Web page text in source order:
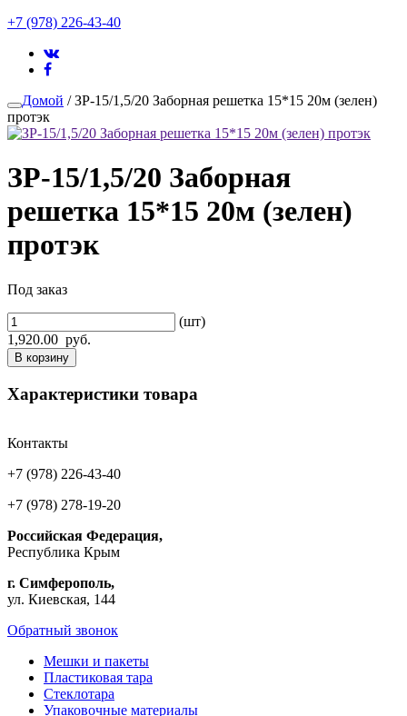
+7 (978) 226-43-40
Домой / ЗР-15/1,5/20 Заборная решетка 15*15 20м (зелен)
протэк
ЗР-15/1,5/20 Заборная
решетка 15*15 20м (зелен)
протэк
Под заказ
(шт)
1,920.00 руб.
В корзину
Характеристики товара
Контакты
+7 (978) 226-43-40
+7 (978) 278-19-20
Российская Федерация,
Республика Крым
г. Симферополь,
ул. Киевская, 144
Обратный звонок
Мешки и пакеты
Пластиковая тара
Стеклотара
Упаковочные материалы